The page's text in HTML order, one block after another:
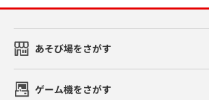
あそび場をさがす
ゲーム機をさがす